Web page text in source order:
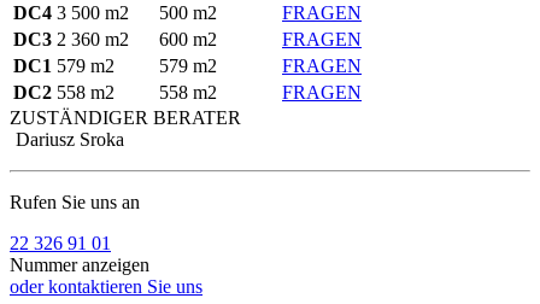
DC4 3 500 m2 500 m2
FRAGEN
DC3 2 360 m2 600 m2
FRAGEN
DC1 579 m2 579 m2
FRAGEN
DC2 558 m2 558 m2
FRAGEN
ZUSTÄNDIGER BERATER
Dariusz Sroka
Rufen Sie uns an
22 326 91 01
Nummer anzeigen
oder kontaktieren Sie uns